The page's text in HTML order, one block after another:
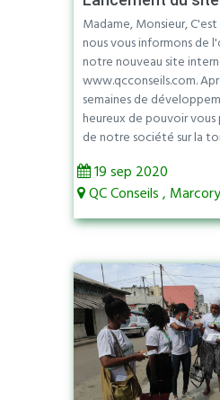
Madame, Monsieur,
nous vous informons de
notre nouveau site
www.qcconseils.com.
semaines de
heureux de pouvoir
de notre société sur la
19 sep 2020
QC Conseils ,